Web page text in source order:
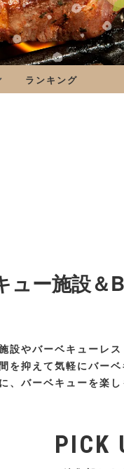
ランキング
ュー施設
設やバーベキューレ
を抑えて気軽にバー
、バーベキューを楽し
PICK